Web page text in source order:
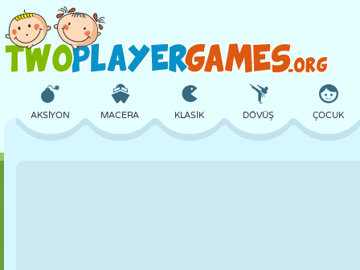
AKSIYON MACERA KLASIK DÖVÜŞ ÇOCUK